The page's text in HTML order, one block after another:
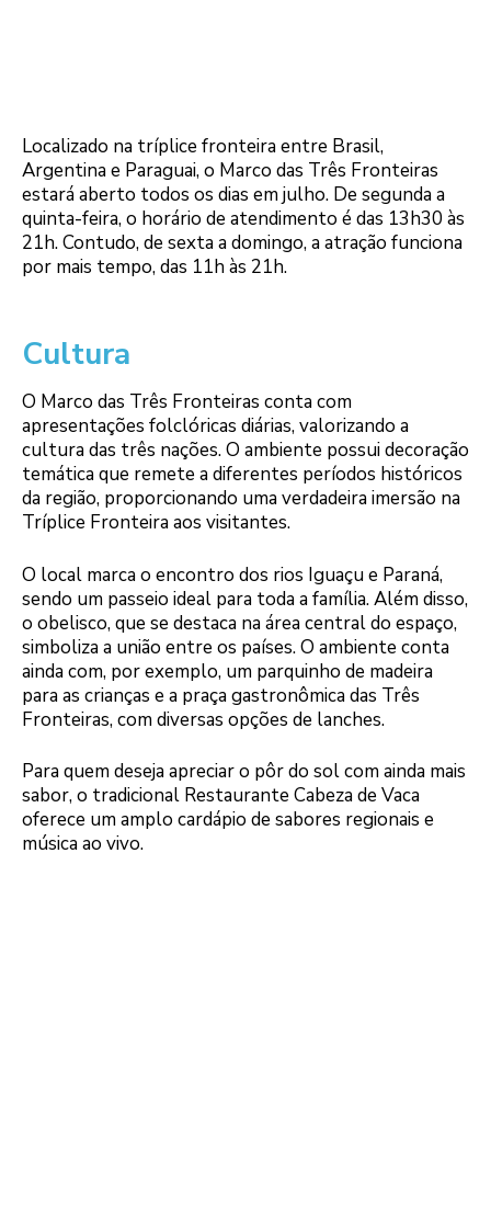
Localizado na tríplice fronteira entre Brasil,
Argentina e Paraguai, o Marco das Três Fronteiras
estará aberto todos os dias em julho. De segunda a
quinta-feira, o horário de atendimento é das 13h30 às
21h. Contudo, de sexta a domingo, a atração funciona
por mais tempo, das 11h às 21h.
Cultura
O Marco das Três Fronteiras conta com
apresentações folclóricas diárias, valorizando a
cultura das três nações. O ambiente possui decoração
temática que remete a diferentes períodos históricos
da região, proporcionando uma verdadeira imersão na
Tríplice Fronteira aos visitantes.
O local marca o encontro dos rios Iguaçu e Paraná,
sendo um passeio ideal para toda a família. Além disso,
o obelisco, que se destaca na área central do espaço,
simboliza a união entre os países. O ambiente conta
ainda com, por exemplo, um parquinho de madeira
para as crianças e a praça gastronômica das Três
Fronteiras, com diversas opções de lanches.
Para quem deseja apreciar o pôr do sol com ainda mais
sabor, o tradicional Restaurante Cabeza de Vaca
oferece um amplo cardápio de sabores regionais e
música ao vivo.